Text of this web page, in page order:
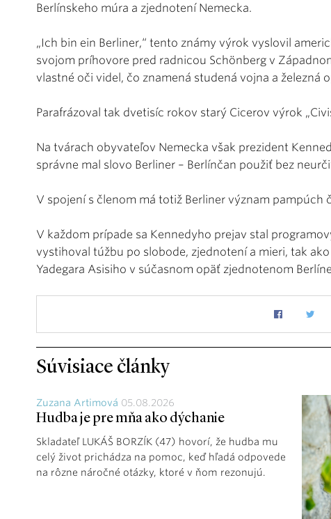
Berlínskeho múra a zjednotení Nemecka.
„Ich bin ein Berliner,“ tento známy výrok vyslovil
svojom príhovore pred radnicou Schönberg v
vlastné oči videl, čo znamená studená vojna a železná
Parafrázoval tak dvetisíc rokov starý Cicerov výrok
Na tvárach obyvateľov Nemecka však prezident
správne mal slovo Berliner – Berlínčan použiť bez
V spojení s členom má totiž Berliner význam pampúch
V každom prípade sa Kennedyho prejav stal
vystihoval túžbu po slobode, zjednotení a mieri, tak
Yadegara Asisiho v súčasnom opäť zjednotenom
Súvisiace články
Zuzana Artimová 05.08.2026
Hudba je pre mňa ako dýchanie
Skladateľ LUKÁŠ BORZÍK (47) hovorí, že hudba mu
celý život prichádza na pomoc, keď hľadá odpovede
na rôzne náročné otázky, ktoré v ňom rezonujú.